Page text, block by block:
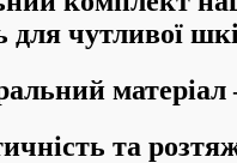
для чутливої
та